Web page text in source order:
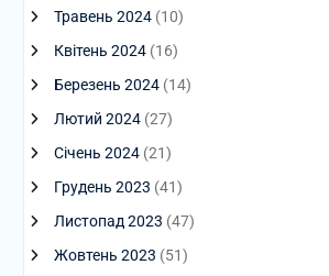
Травень 2024(10)
Квітень 2024(16)
Березень 2024(14)
Лютий 2024(27)
Січень 2024(21)
Грудень 2023 (41)
Листопад 2023 (47)
Жовтень 2023 (51)